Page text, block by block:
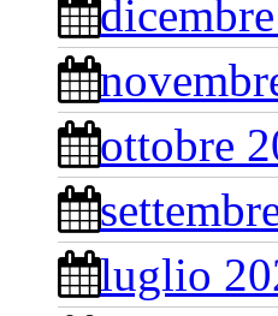
ottobre
luglio